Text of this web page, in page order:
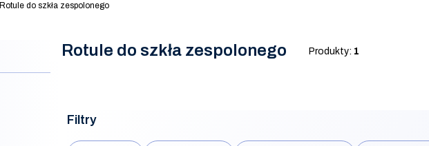
Rotule do szkła zespolonego
Rotule do szkła zespolonego Produkty: 1
Filtry